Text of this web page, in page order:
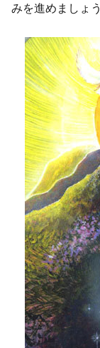
みを進めましょう